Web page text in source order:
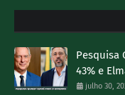
Pesquisa
43% e
julho 30,